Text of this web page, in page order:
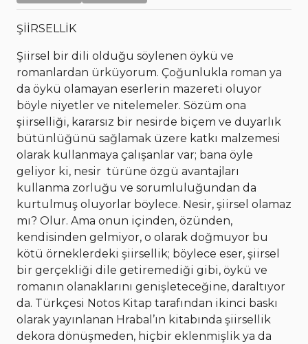
ŞİİRSELLİK
Şiirsel bir dili olduğu söylenen öykü ve
romanlardan ürküyorum. Çoğunlukla roman ya
da öykü olamayan eserlerin mazereti oluyor
böyle niyetler ve nitelemeler. Sözüm ona
şiirselliği, kararsız bir nesirde biçem ve duyarlık
bütünlüğünü sağlamak üzere katkı malzemesi
olarak kullanmaya çalışanlar var; bana öyle
geliyor ki, nesir türüne özgü avantajları
kullanma zorluğu ve sorumluluğundan da
kurtulmuş oluyorlar böylece. Nesir, şiirsel olamaz
mı? Olur. Ama onun içinden, özünden,
kendisinden gelmiyor, o olarak doğmuyor bu
kötü örneklerdeki şiirsellik; böylece eser, şiirsel
bir gerçekliği dile getiremediği gibi, öykü ve
romanın olanaklarını genişleteceğine, daraltıyor
da. Türkçesi Notos Kitap tarafından ikinci baskı
olarak yayınlanan Hrabal’ın kitabında şiirsellik
dekora dönüşmeden, hiçbir eklenmişlik ya da